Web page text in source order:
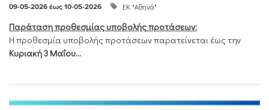
09-05-2026 έως 10-05-2026 ΕΚ "Αθηνά"
Παράταση προθεσμίας υποβολής προτάσεων:
Η προθεσμία υποβολής προτάσεων παρατείνεται έως την
Κυριακή 3 Μαΐου...